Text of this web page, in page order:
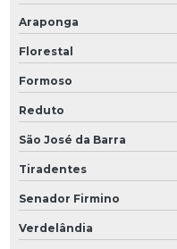
Araponga
Florestal
Formoso
Reduto
São José da Barra
Tiradentes
Senador Firmino
Verdelândia